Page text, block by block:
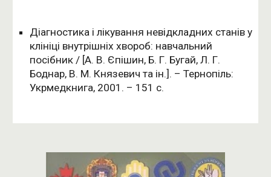
Діагностика і лікування невідкладних станів у
клініці внутрішніх хвороб: навчальний
посібник / [А. В. Єпішин, Б. Г. Бугай, Л. Г.
Боднар, В. М. Князевич та ін.]. – Тернопіль:
Укрмедкнига, 2001. – 151 с.